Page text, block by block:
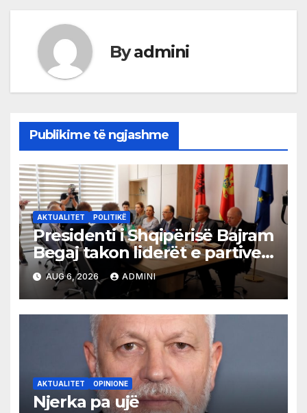
Byadmini
Publikime të ngjashme
AKTUALITET POLITIKË
Presidenti i Shqipërisë Bajram
Begaj takon liderët e partive
shqiptare në Ulqin
AUG 6, 2026 ADMINI
AKTUALITET OPINIONE
Njerka pa ujë